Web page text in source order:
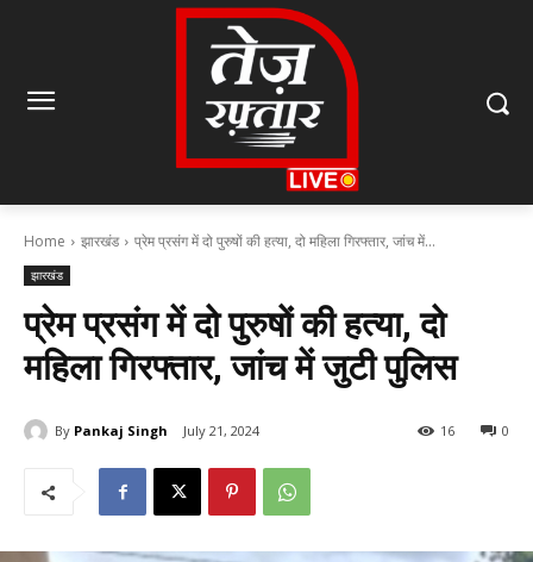
Home झारखंड प्रेम प्रसंग में दो पुरुषों की हत्या, दो महिला गिरफ्तार, जांच में...
झारखंड
प्रेम प्रसंग में दो पुरुषों की हत्या, दो
महिला गिरफ्तार, जांच में जुटी पुलिस
By Pankaj Singh July 21, 2024 0
16